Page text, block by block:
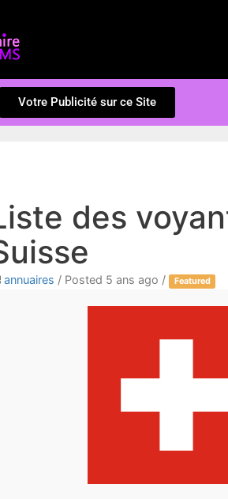
Votre Publicité sur ce Site
des
annuaires / Posted 5 ans ago / Featured